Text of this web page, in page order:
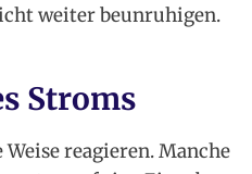
weiter beunruhigen.
Stroms
reagieren. Manche